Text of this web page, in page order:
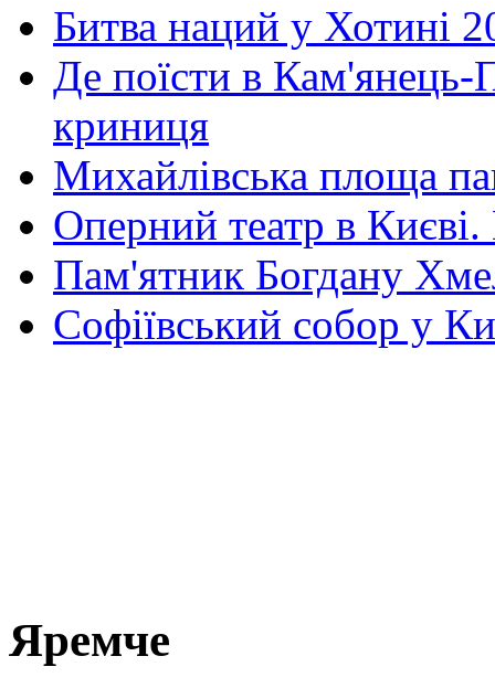
Битва наций у Хотині
Де поїсти в Кам'янець-
криниця
Михайлівська площа
Оперний театр в
Пам'ятник Богдану
Софіївський собор у
Яремче